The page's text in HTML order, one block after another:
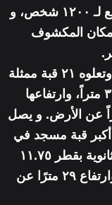
الأول الذي تصلي فيه النساء فيتسع لـ ١٢٠٠ شخص، و
٧٠٠٠ شخص للمكان المكشوف
للمسجد ٤ مآذن بارتفاع ٩٥ متراً، وتعلوه ٢١ قبة ممثلة
بالقبة الرئيسية التي يبلغ قطرها ٣٣ متراً، وارتفاعها
٢٨ متراً وارتفاعها ٤٤ متراً عن الأرض. و يصل
يجعلها أكبر قبة مسجد في
مصر وأفريقيا. كما يوجد ٤ قباب ثانوية بقطر ١١.٧٥
متر وارتفاع داخلي ١٠ و٢٥ مترًا وارتفاع ٢٩ مترًا عن